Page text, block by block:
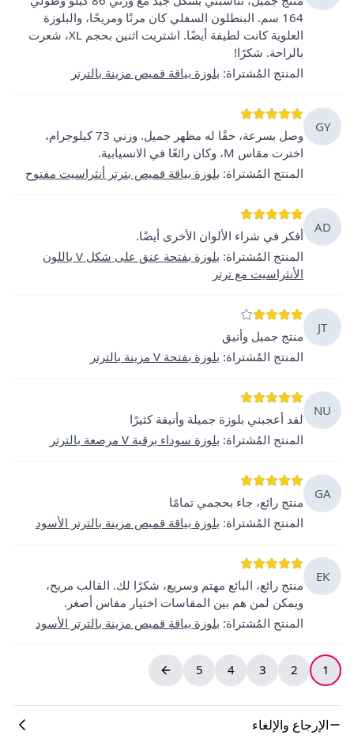
164 سم. البنطلون السفلي كان مرنًا ومريحًا، والبلوزة
العلوية كانت لطيفة أيضًا. اشتريت اثنين بحجم XL، شعرت
بالراحة. شكرًا!
المنتج المُشتراة: بلوزة بياقة قميص مزينة بالترتر
GY
وصل بسرعة، حقًا له مظهر جميل. وزني 73 كيلوجرام،
اخترت مقاس M، وكان رائعًا في الانسيابية.
المنتج المُشتراة: بلوزة بياقة قميص بترتر أنثراسيت مفتوح
AD
أفكر في شراء الألوان الأخرى أيضًا.
المنتج المُشتراة:
بلوزة بفتحة عنق على شكل V باللون
الأنثراسيت مع ترتر
JT
منتج جميل وأنيق
المنتج المُشتراة: بلوزة بفتحة V مزينة بالترتر
NU
لقد أعجبني بلوزة جميلة وأنيقة كثيرًا
المنتج المُشتراة: بلوزة سوداء برقبة V مرصعة بالترتر
GA
منتج رائع، جاء بحجمي تمامًا
المنتج المُشتراة: بلوزة بياقة قميص مزينة بالترتر الأسود
EK
منتج رائع، البائع مهتم وسريع، شكرًا لك. القالب مريح،
ويمكن لمن هم بين المقاسات اختيار مقاس أصغر.
المنتج المُشتراة: بلوزة بياقة قميص مزينة بالترتر الأسود
1
2
3
4
5
الإرجاع والإلغاء